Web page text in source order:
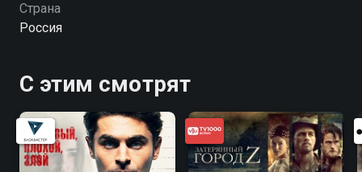
Страна
Россия
С этим смотрят